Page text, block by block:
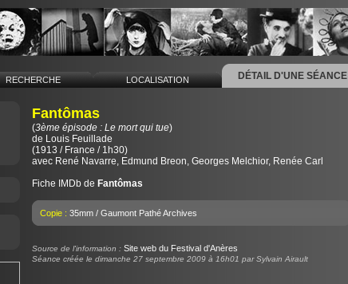
RECHERCHE LOCALISATION DÉTAIL D'UNE SÉANCE
Fantômas
(3ème épisode : Le mort qui tue)
de Louis Feuillade
(1913 / France / 1h30)
avec René Navarre, Edmund Breon, Georges Melchior, Renée Carl
Fiche IMDb de Fantômas
Copie : 35mm / Gaumont Pathé Archives
Source de l'information : Site web du Festival d'Anères
Séance créée le dimanche 27 septembre 2009 à 16h01 par Sylvain Airault